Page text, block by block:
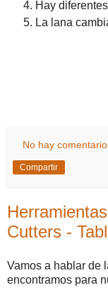
Hay
La lana
No hay
Compartir
Cutters -
Vamos a hablar de
encontramos para